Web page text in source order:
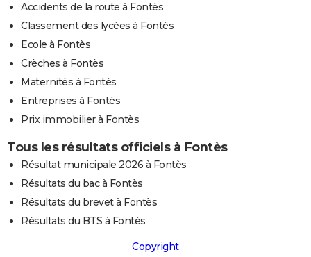
Accidents de la route à Fontès
Classement des lycées à Fontès
Ecole à Fontès
Crèches à Fontès
Maternités à Fontès
Entreprises à Fontès
Prix immobilier à Fontès
Tous les résultats officiels à Fontès
Résultat municipale 2026 à Fontès
Résultats du bac à Fontès
Résultats du brevet à Fontès
Résultats du BTS à Fontès
Copyright